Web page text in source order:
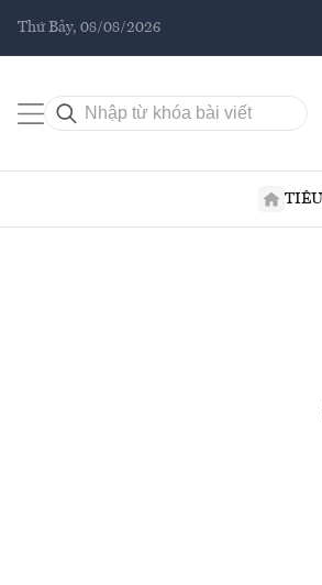
Thứ Bảy, 08/08/2026